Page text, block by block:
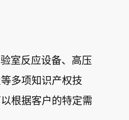
室反应设备、高压
多项知识产权技
根据客户的特定需